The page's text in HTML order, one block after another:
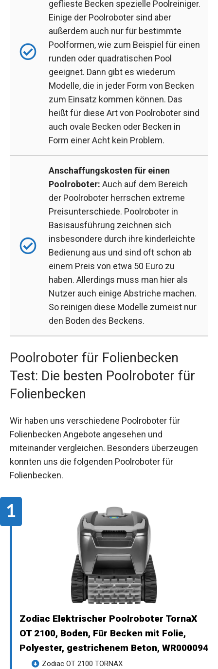
geflieste Becken spezielle Poolreiniger.
Einige der Poolroboter sind aber
außerdem auch nur für bestimmte
Poolformen, wie zum Beispiel für einen
runden oder quadratischen Pool
geeignet. Dann gibt es wiederum
Modelle, die in jeder Form von Becken
zum Einsatz kommen können. Das
heißt für diese Art von Poolroboter sind
auch ovale Becken oder Becken in
Form einer Acht kein Problem.
Anschaffungskosten für einen
Poolroboter: Auch auf dem Bereich
der Poolroboter herrschen extreme
Preisunterschiede. Poolroboter in
Basisausführung zeichnen sich
insbesondere durch ihre kinderleichte
Bedienung aus und sind oft schon ab
einem Preis von etwa 50 Euro zu
haben. Allerdings muss man hier als
Nutzer auch einige Abstriche machen.
So reinigen diese Modelle zumeist nur
den Boden des Beckens.
Poolroboter für Folienbecken
Test: Die besten Poolroboter für
Folienbecken
Wir haben uns verschiedene Poolroboter für
Folienbecken Angebote angesehen und
miteinander vergleichen. Besonders überzeugen
konnten uns die folgenden Poolroboter für
Folienbecken.
Zodiac Elektrischer Poolroboter TornaX
OT 2100, Boden, Für Becken mit Folie,
Polyester, gestrichenem Beton, WR000094
Zodiac OT 2100 TORNAX